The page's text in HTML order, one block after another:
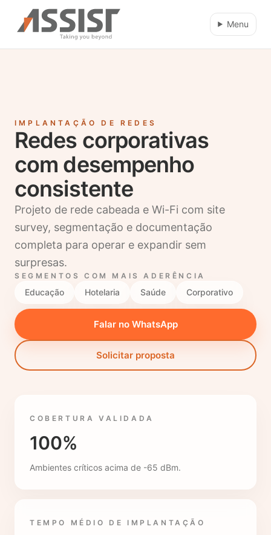
Ir direto para o conteúdo
Menu
IMPLANTAÇÃO DE REDES
Redes corporativas
com desempenho
consistente
Projeto de rede cabeada e Wi-Fi com site
survey, segmentação e documentação
completa para operar e expandir sem
surpresas.
SEGMENTOS COM MAIS ADERÊNCIA
Educação Hotelaria Saúde Corporativo
Falar no WhatsApp
Solicitar proposta
COBERTURA VALIDADA
100%
Ambientes críticos acima de -65 dBm.
TEMPO MÉDIO DE IMPLANTAÇÃO